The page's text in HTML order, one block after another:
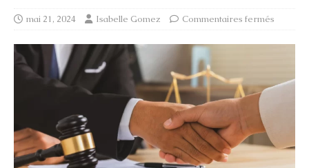
mai 21, 2024 Isabelle Gomez Commentaires fermés